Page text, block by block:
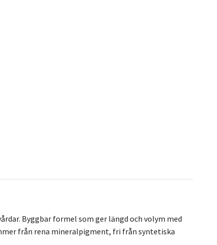
Byggbar formel som ger längd och volym med
från rena mineralpigment, fri från syntetiska